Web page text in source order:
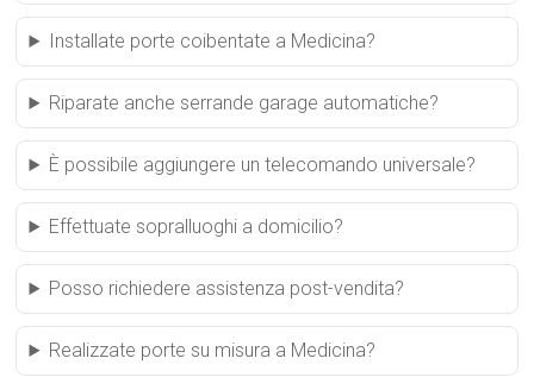
Installate porte coibentate a Medicina?
Riparate anche serrande garage automatiche?
È possibile aggiungere un telecomando universale?
Effettuate sopralluoghi a domicilio?
Posso richiedere assistenza post-vendita?
Realizzate porte su misura a Medicina?